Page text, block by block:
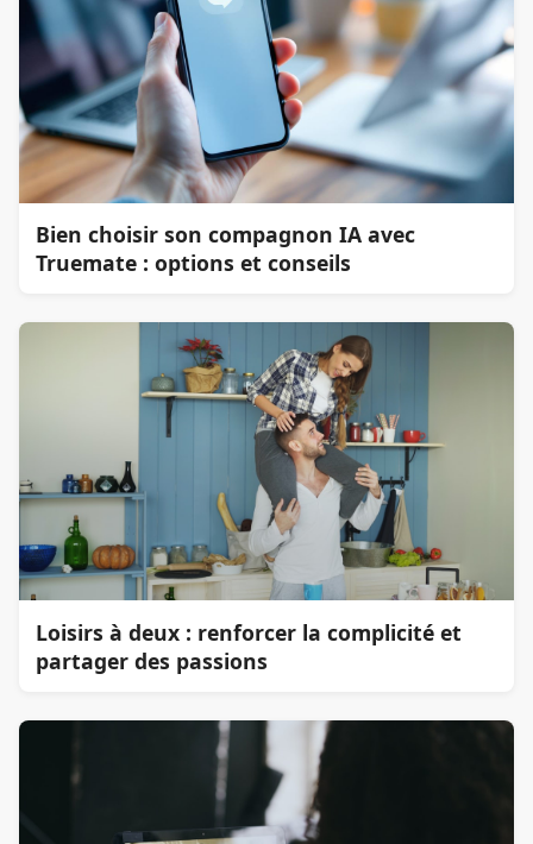
Bien choisir son compagnon IA avec
Truemate : options et conseils
Loisirs à deux : renforcer la complicité et
partager des passions